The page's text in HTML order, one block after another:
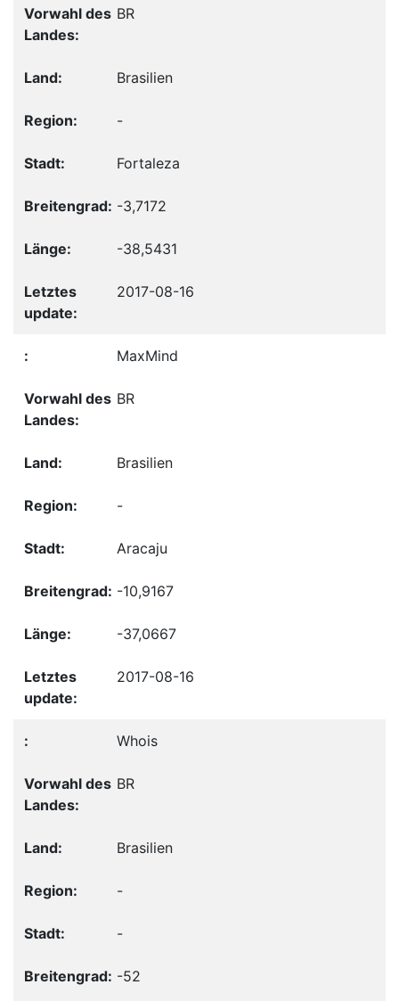
BR
Brasilien
-
Fortaleza
-3,7172
-38,5431
2017-08-16
MaxMind
BR
Brasilien
-
Aracaju
-10,9167
-37,0667
2017-08-16
Whois
BR
Brasilien
-
-
-52